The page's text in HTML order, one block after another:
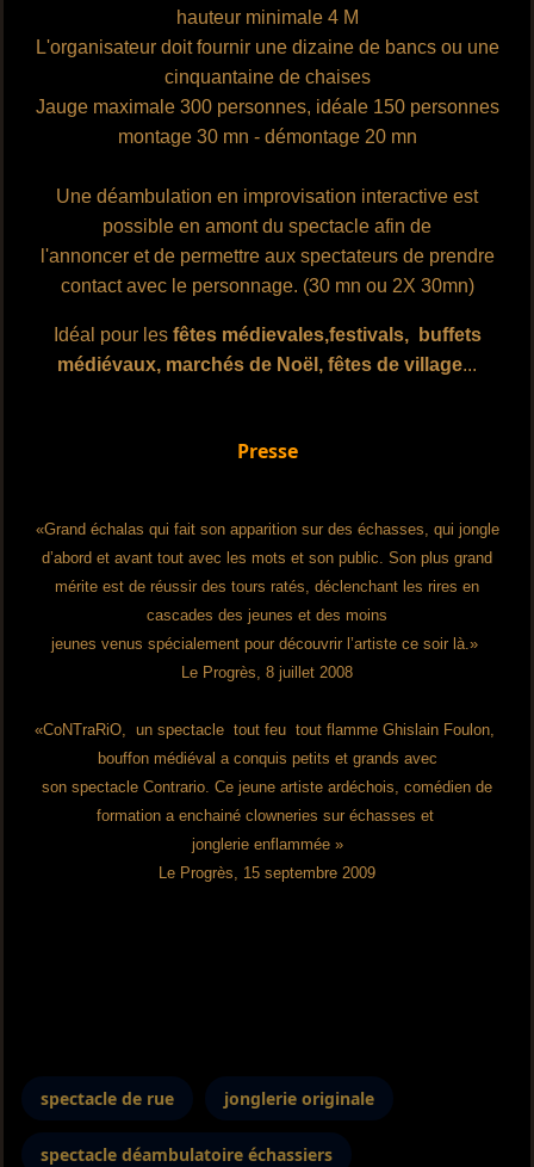
hauteur minimale 4 M
L'organisateur doit fournir une dizaine de bancs ou une
cinquantaine de chaises
Jauge maximale 300 personnes, idéale 150 personnes
montage 30 mn - démontage 20 mn
Une déambulation en improvisation interactive est
possible en amont du spectacle afin de
l'annoncer et de permettre aux spectateurs de prendre
contact avec le personnage. (30 mn ou 2X 30mn)
Idéal pour les fêtes médievales,festivals, buffets
médiévaux, marchés de Noël, fêtes de village...
Presse
«Grand échalas qui fait son apparition sur des échasses, qui jongle
d’abord et avant tout avec les mots et son public. Son plus grand
mérite est de réussir des tours ratés, déclenchant les rires en
cascades des jeunes et des moins
jeunes venus spécialement pour découvrir l’artiste ce soir là.»
Le Progrès, 8 juillet 2008
«CoNTraRiO, un spectacle tout feu tout flamme Ghislain Foulon,
bouffon médiéval a conquis petits et grands avec
son spectacle Contrario. Ce jeune artiste ardéchois, comédien de
formation a enchainé clowneries sur échasses et
jonglerie enflammée »
Le Progrès, 15 septembre 2009
spectacle de rue jonglerie originale
spectacle déambulatoire échassiers